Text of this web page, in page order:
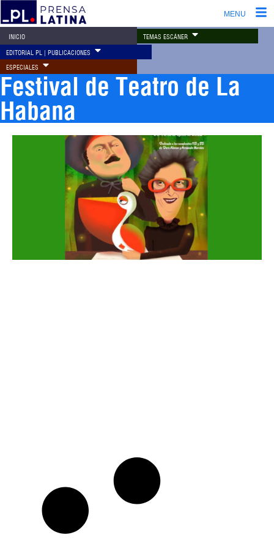
MENU
INICIO TEMAS ESCÁNER
EDITORIAL PL | PUBLICACIONES
ESPECIALES
Festival de Teatro de La
Habana